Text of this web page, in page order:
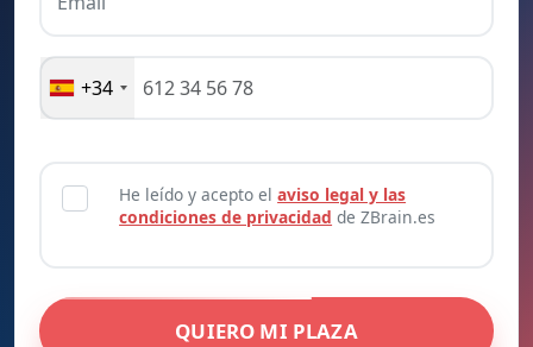
+34
He leído y acepto elaviso legal y las
condiciones de privacidad de ZBrain.es
QUIERO MI PLAZA